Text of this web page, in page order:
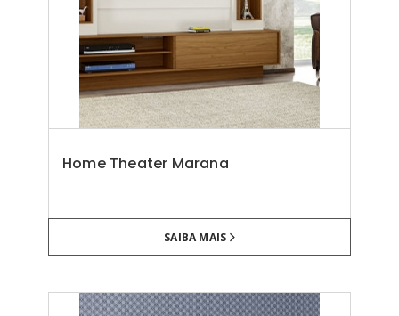
Home Theater Marana
SAIBA MAIS